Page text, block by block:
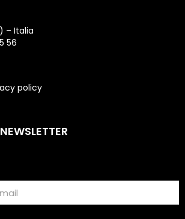
– Italia
56
policy